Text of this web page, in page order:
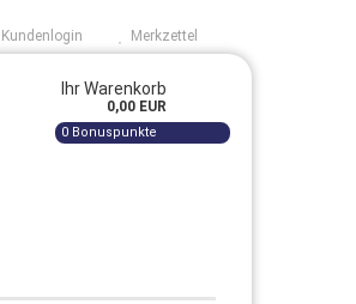
Kundenlogin Merkzettel
Ihr Warenkorb
0,00 EUR
0 Bonuspunkte